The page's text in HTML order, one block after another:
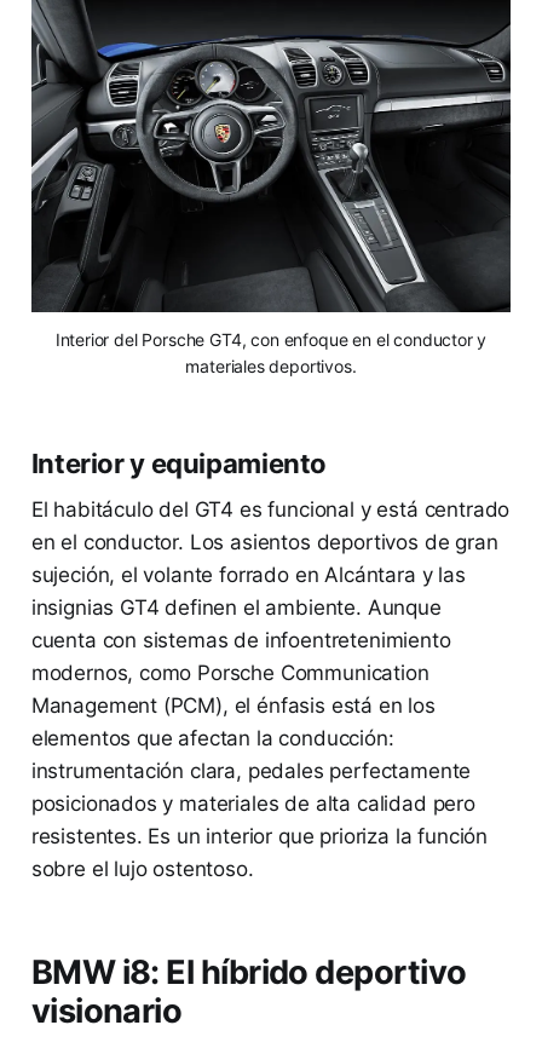
Interior del Porsche GT4, con enfoque en el conductor y
materiales deportivos.
Interior y equipamiento
El habitáculo del GT4 es funcional y está centrado
en el conductor. Los asientos deportivos de gran
sujeción, el volante forrado en Alcántara y las
insignias GT4 definen el ambiente. Aunque
cuenta con sistemas de infoentretenimiento
modernos, como Porsche Communication
Management (PCM), el énfasis está en los
elementos que afectan la conducción:
instrumentación clara, pedales perfectamente
posicionados y materiales de alta calidad pero
resistentes. Es un interior que prioriza la función
sobre el lujo ostentoso.
BMW i8: El híbrido deportivo
visionario